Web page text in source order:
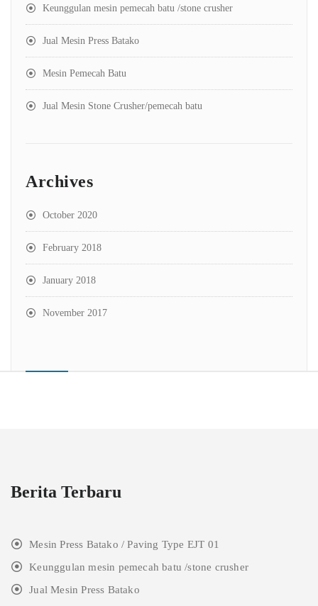
Keunggulan mesin pemecah batu /stone crusher
Jual Mesin Press Batako
Mesin Pemecah Batu
Jual Mesin Stone Crusher/pemecah batu
Archives
October 2020
February 2018
January 2018
November 2017
Berita Terbaru
Mesin Press Batako / Paving Type EJT 01
Keunggulan mesin pemecah batu /stone crusher
Jual Mesin Press Batako